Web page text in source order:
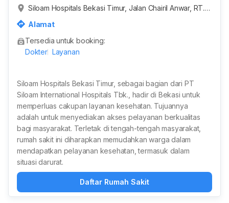
Siloam Hospitals Bekasi Timur, Jalan Chairil Anwar, RT.0
Alamat
Tersedia untuk booking:
Dokter Layanan
Siloam Hospitals Bekasi Timur, sebagai bagian dari PT
Siloam International Hospitals Tbk., hadir di Bekasi untuk
memperluas cakupan layanan kesehatan. Tujuannya
adalah untuk menyediakan akses pelayanan berkualitas
bagi masyarakat. Terletak di tengah-tengah masyarakat,
rumah sakit ini diharapkan memudahkan warga dalam
mendapatkan pelayanan kesehatan, termasuk dalam
situasi darurat.
Daftar Rumah Sakit